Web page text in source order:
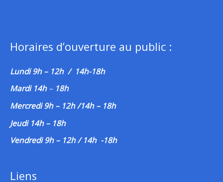
Horaires d’ouverture au public :
Lundi 9h – 12h / 14h-18h
Mardi 14h– 18h
Mercredi 9h – 12h /14h – 18h
Jeudi 14h – 18h
Vendredi 9h – 12h / 14h -18h
Liens